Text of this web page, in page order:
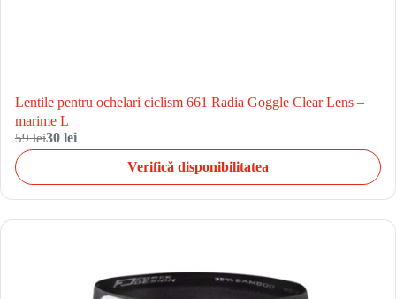
Lentile pentru ochelari ciclism 661 Radia Goggle Clear Lens –
marime L
59 lei30 lei
Verifică disponibilitatea